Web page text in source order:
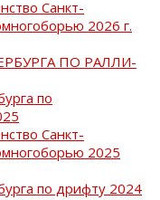
Санкт-
2026 г.
ПО РАЛЛИ-
по
Санкт-
2025
по дрифту 2024